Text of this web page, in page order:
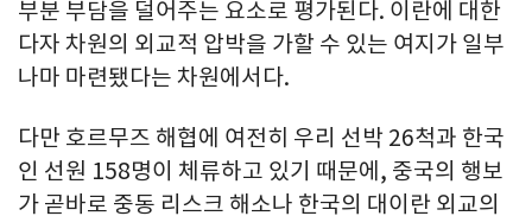
부분 부담을 덜어주는 요소로 평가된다. 이란에 대한
다자 차원의 외교적 압박을 가할 수 있는 여지가 일부
나마 마련됐다는 차원에서다.
다만 호르무즈 해협에 여전히 우리 선박 26척과 한국
인 선원 158명이 체류하고 있기 때문에, 중국의 행보
가 곧바로 중동 리스크 해소나 한국의 대이란 외교의